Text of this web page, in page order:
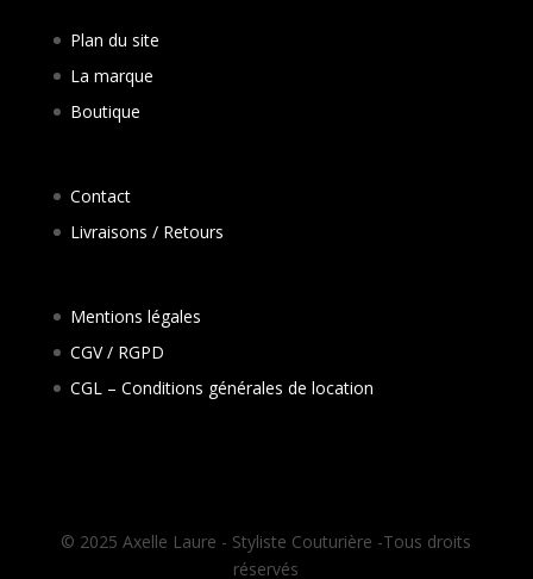
Plan du site
La marque
Boutique
Contact
Livraisons / Retours
Mentions légales
CGV / RGPD
CGL – Conditions générales de location
© 2025 Axelle Laure - Styliste Couturière -Tous droits
réservés